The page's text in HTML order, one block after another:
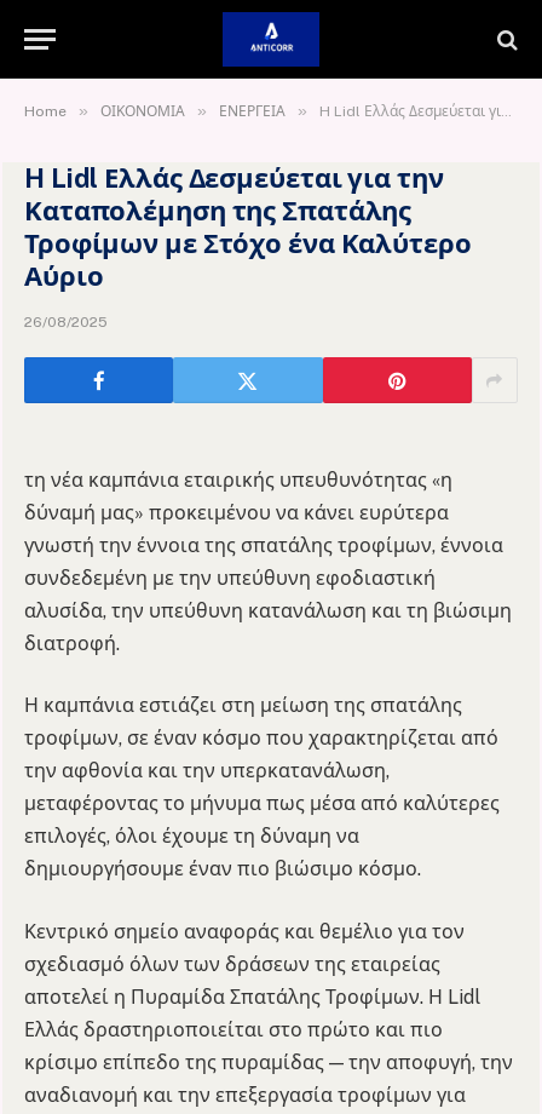
Home » ΟΙΚΟΝΟΜΙΑ » ΕΝΕΡΓΕΙΑ » H Lidl Ελλάς Δεσμεύεται για την Καταπολέμηση της Σπατάλης Τροφίμων με Στόχο ένα Καλύτερο Αύριο
H Lidl Ελλάς Δεσμεύεται για την
Καταπολέμηση της Σπατάλης
Τροφίμων με Στόχο ένα Καλύτερο
Αύριο
26/08/2025
τη νέα καμπάνια εταιρικής υπευθυνότητας «η
δύναμή μας» προκειμένου να κάνει ευρύτερα
γνωστή την έννοια της σπατάλης τροφίμων, έννοια
συνδεδεμένη με την υπεύθυνη εφοδιαστική
αλυσίδα, την υπεύθυνη κατανάλωση και τη βιώσιμη
διατροφή.
Η καμπάνια εστιάζει στη μείωση της σπατάλης
τροφίμων, σε έναν κόσμο που χαρακτηρίζεται από
την αφθονία και την υπερκατανάλωση,
μεταφέροντας το μήνυμα πως μέσα από καλύτερες
επιλογές, όλοι έχουμε τη δύναμη να
δημιουργήσουμε έναν πιο βιώσιμο κόσμο.
Κεντρικό σημείο αναφοράς και θεμέλιο για τον
σχεδιασμό όλων των δράσεων της εταιρείας
αποτελεί η Πυραμίδα Σπατάλης Τροφίμων. Η Lidl
Ελλάς δραστηριοποιείται στο πρώτο και πιο
κρίσιμο επίπεδο της πυραμίδας — την αποφυγή, την
αναδιανομή και την επεξεργασία τροφίμων για